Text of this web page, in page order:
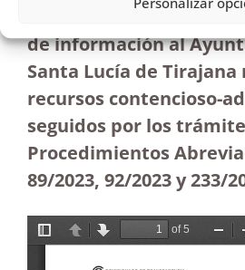
Resolución estimatoria
de información al
Santa Lucía de
recursos contencioso-
seguidos por los
Procedimientos
89/2023, 92/2023 y 233/